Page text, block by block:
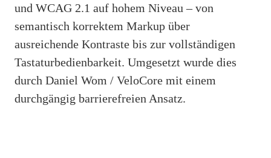
und WCAG 2.1 auf hohem Niveau – von
semantisch korrektem Markup über
ausreichende Kontraste bis zur vollständigen
Tastaturbedienbarkeit. Umgesetzt wurde dies
durch Daniel Wom / VeloCore mit einem
durchgängig barrierefreien Ansatz.